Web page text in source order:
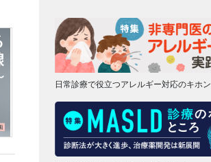
日常診療で役立つアレルギー対応のキホン